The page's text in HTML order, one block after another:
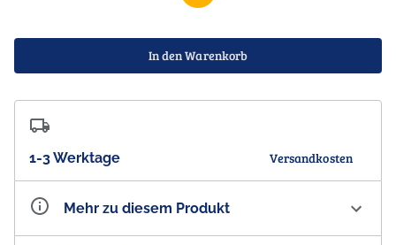
In den Warenkorb
1-3 Werktage Versandkosten
Mehr zu diesem Produkt